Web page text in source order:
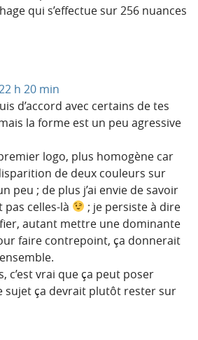
qui s’effectue sur 256 nuances
h 20 min
d’accord avec certains de tes
la forme est un peu agressive
logo, plus homogène car
de deux couleurs sur
peu ; de plus j’ai envie de savoir
celles-là
; je persiste à dire
autant mettre une dominante
faire contrepoint, ça donnerait
c’est vrai que ça peut poser
sujet ça devrait plutôt rester sur